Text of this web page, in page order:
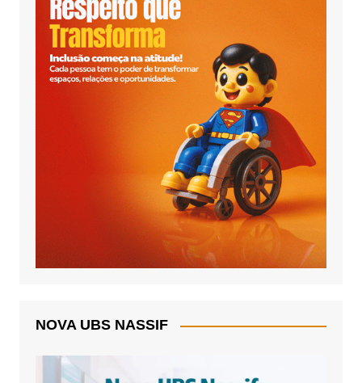
NOVA UBS NASSIF